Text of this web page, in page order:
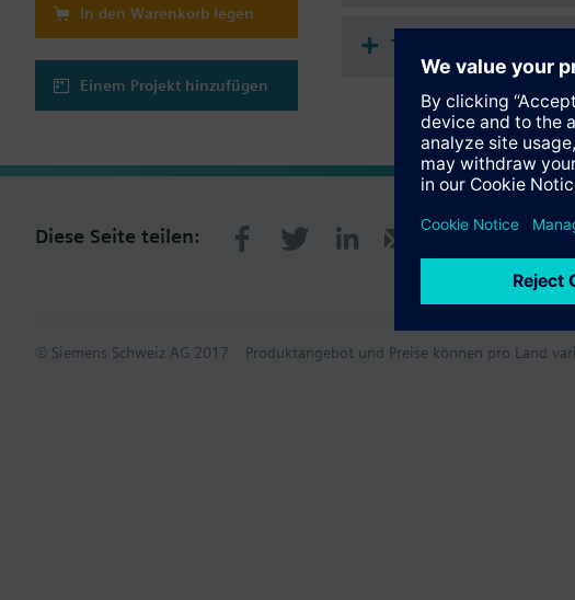
In den Warenkorb legen
Einem Projekt hinzufügen
Technische Daten
Diese Seite teilen:
© Siemens Schweiz AG 2017 Produktangebot und Preise können pro Land